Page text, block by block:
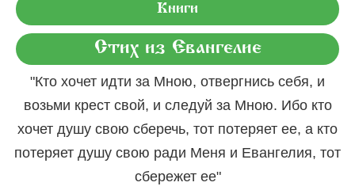
Книги
Стих из Евангелие
"Кто хочет идти за Мною, отвергнись себя, и
возьми крест свой, и следуй за Мною. Ибо кто
хочет душу свою сберечь, тот потеряет ее, а кто
потеряет душу свою ради Меня и Евангелия, тот
сбережет ее"